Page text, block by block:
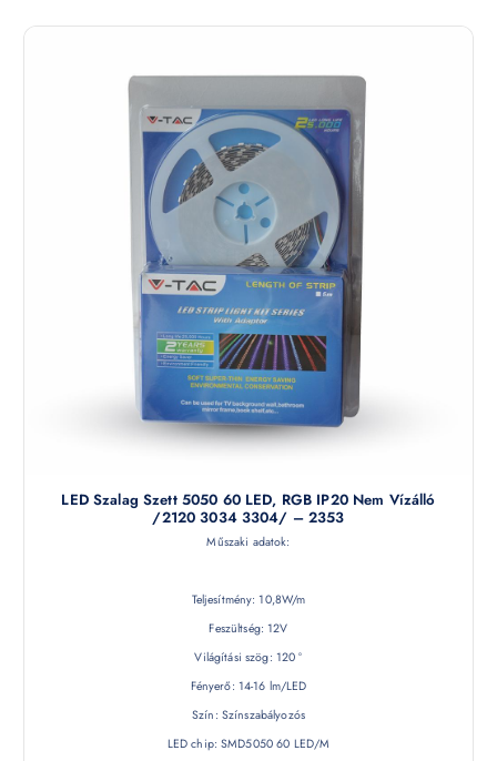
LED Szalag Szett 5050 60 LED, RGB IP20 Nem Vízálló
/2120 3034 3304/ – 2353
Műszaki adatok:
Teljesítmény: 10,8W/m
Feszültség: 12V
Világítási szög: 120 °
Fényerő: 14-16 lm/LED
Szín: Színszabályozós
LED chip: SMD5050 60 LED/M